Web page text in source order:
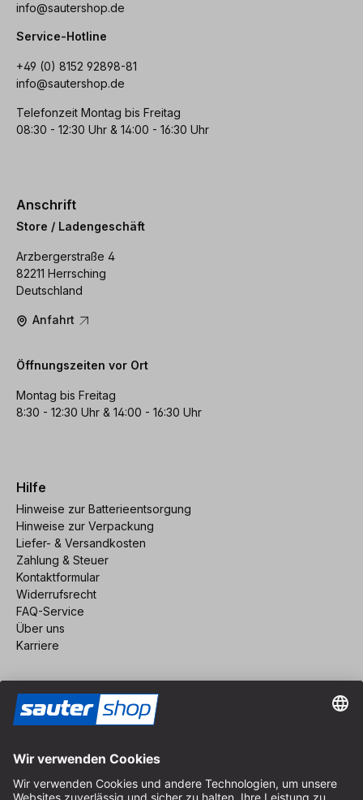
info@sautershop.de
Service-Hotline
+49 (0) 8152 92898-81
info@sautershop.de
Telefonzeit Montag bis Freitag
08:30 - 12:30 Uhr & 14:00 - 16:30 Uhr
Anschrift
Store / Ladengeschäft
Arzbergerstraße 4
82211 Herrsching
Deutschland
Anfahrt
Öffnungszeiten vor Ort
Montag bis Freitag
8:30 - 12:30 Uhr & 14:00 - 16:30 Uhr
Hilfe
Hinweise zur Batterieentsorgung
Hinweise zur Verpackung
Liefer- & Versandkosten
Zahlung & Steuer
Kontaktformular
Widerrufsrecht
FAQ-Service
Über uns
Karriere
Impressum